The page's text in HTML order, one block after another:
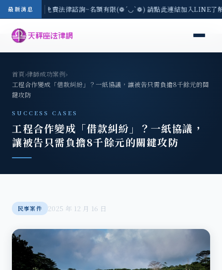
最新消息
8/3(一) 現場免費法律諮詢~名額有限(❁´◡`❁) 請點此連結加入LINE了
首頁›律師成功案例›
工程合作變成「借款糾紛」？一紙協議，讓被告只需負擔8千餘元的關
鍵攻防
SUCCESS CASES
工程合作變成「借款糾紛」？一紙協議，
讓被告只需負擔8千餘元的關鍵攻防
民事案件 2025 年 12 月 16 日